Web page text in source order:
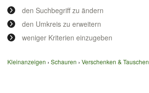
den Suchbegriff zu ändern
den Umkreis zu erweitern
weniger Kriterien einzugeben
Kleinanzeigen Schauren Verschenken & Tauschen